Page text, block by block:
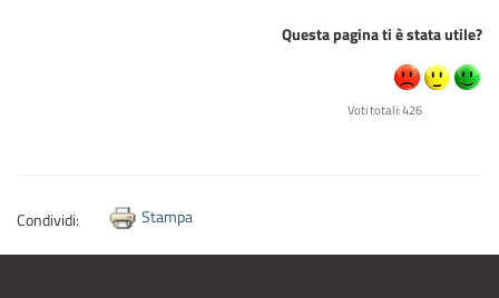
Questa pagina ti è stata utile?
Voti totali: 426
Condividi: Stampa